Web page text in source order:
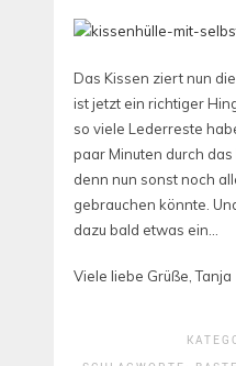
Das Kissen ziert nun
ist jetzt ein richtiger
so viele Lederreste
paar Minuten durch
denn nun sonst noch
gebrauchen könnte.
dazu bald etwas ein…
Viele liebe Grüße, Tanja